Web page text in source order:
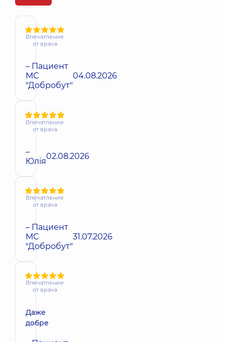
Впечатление
от врача
– Пациент
МС
"Добробут"
04.08.2026
Впечатление
от врача
–
Юлія02.08.2026
Впечатление
от врача
– Пациент
МС
"Добробут"
31.07.2026
Впечатление
от врача
Даже
добре